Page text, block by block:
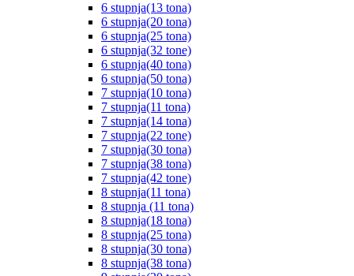
6 stupnja(13 tona)
6 stupnja(20 tona)
6 stupnja(25 tona)
6 stupnja(32 tone)
6 stupnja(40 tona)
6 stupnja(50 tona)
7 stupnja(10 tona)
7 stupnja(11 tona)
7 stupnja(14 tona)
7 stupnja(22 tone)
7 stupnja(30 tona)
7 stupnja(38 tona)
7 stupnja(42 tone)
8 stupnja(11 tona)
8 stupnja (11 tona)
8 stupnja(18 tona)
8 stupnja(25 tona)
8 stupnja(30 tona)
8 stupnja(38 tona)